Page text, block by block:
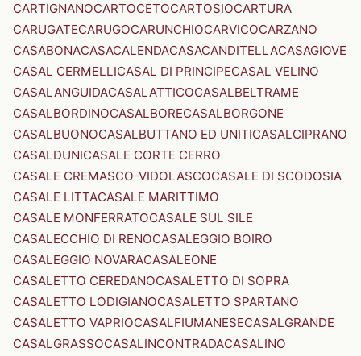
CARTIGNANOCARTOCETOCARTOSIOCARTURA
CARUGATECARUGOCARUNCHIOCARVICOCARZANO
CASABONACASACALENDACASACANDITELLACASAGIOVE
CASAL CERMELLICASAL DI PRINCIPECASAL VELINO
CASALANGUIDACASALATTICOCASALBELTRAME
CASALBORDINOCASALBORECASALBORGONE
CASALBUONOCASALBUTTANO ED UNITICASALCIPRANO
CASALDUNICASALE CORTE CERRO
CASALE CREMASCO-VIDOLASCOCASALE DI SCODOSIA
CASALE LITTACASALE MARITTIMO
CASALE MONFERRATOCASALE SUL SILE
CASALECCHIO DI RENOCASALEGGIO BOIRO
CASALEGGIO NOVARACASALEONE
CASALETTO CEREDANOCASALETTO DI SOPRA
CASALETTO LODIGIANOCASALETTO SPARTANO
CASALETTO VAPRIOCASALFIUMANESECASALGRANDE
CASALGRASSOCASALINCONTRADACASALINO